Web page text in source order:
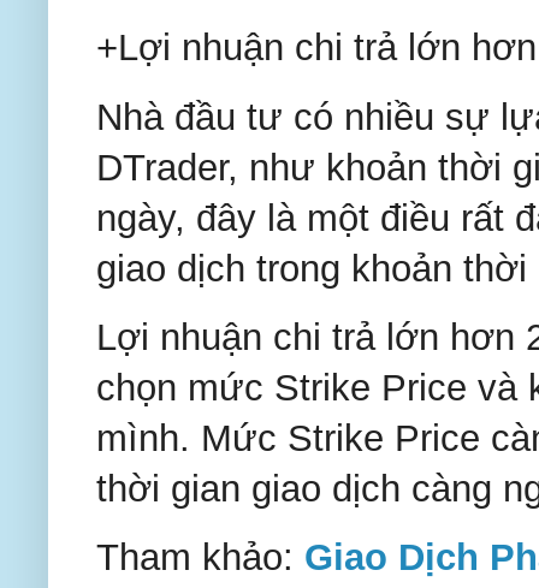
+Lợi nhuận chi trả lớn
Nhà đầu tư có nhiều sự
DTrader, như khoản thời
ngày, đây là một điều rất
giao dịch trong khoản
Lợi nhuận chi trả lớn hơn
chọn mức Strike Price và
mình. Mức Strike Price
thời gian giao dịch càng
Tham khảo: Giao Dịch